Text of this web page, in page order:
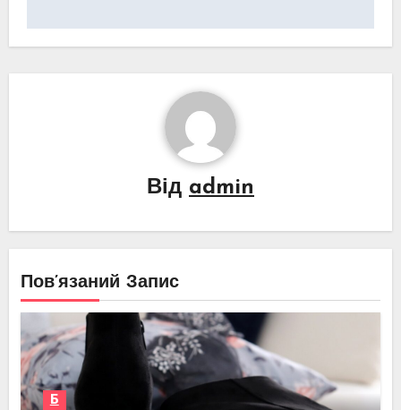
Від admin
Пов’язаний Запис
Б